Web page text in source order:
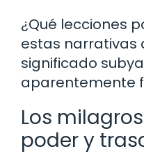
¿Qué lecciones
estas narrativas
significado
aparentemente
Los
poder y